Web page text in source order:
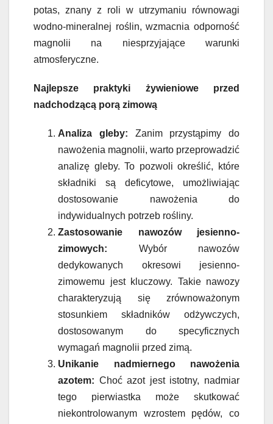
potas, znany z roli w utrzymaniu równowagi
wodno-mineralnej roślin, wzmacnia odporność
magnolii na niesprzyjające warunki
atmosferyczne.
Najlepsze praktyki żywieniowe przed
nadchodzącą porą zimową
Analiza gleby: Zanim przystąpimy do
nawożenia magnolii, warto przeprowadzić
analizę gleby. To pozwoli określić, które
składniki są deficytowe, umożliwiając
dostosowanie nawożenia do
indywidualnych potrzeb rośliny.
Zastosowanie nawozów jesienno-
zimowych: Wybór nawozów
dedykowanych okresowi jesienno-
zimowemu jest kluczowy. Takie nawozy
charakteryzują się zrównoważonym
stosunkiem składników odżywczych,
dostosowanym do specyficznych
wymagań magnolii przed zimą.
Unikanie nadmiernego nawożenia
azotem: Choć azot jest istotny, nadmiar
tego pierwiastka może skutkować
niekontrolowanym wzrostem pędów, co